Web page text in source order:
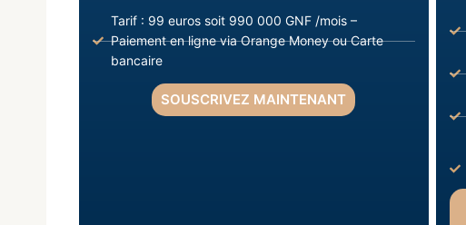
Tarif : 99 euros soit 990 000 GNF /mois –
Paiement en ligne via Orange Money ou Carte
bancaire
SOUSCRIVEZ MAINTENANT